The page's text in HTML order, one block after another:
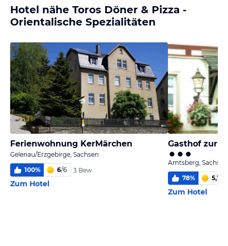
Hotel nähe Toros Döner & Pizza -
Orientalische Spezialitäten
Ferienwohnung KerMärchen
Gelenau/Erzgebirge, Sachsen
100% 6/6 3 Bew.
Zum Hotel
Gasthof zur
Amtsberg, Sachsen
78% 5,1
Zum Hotel